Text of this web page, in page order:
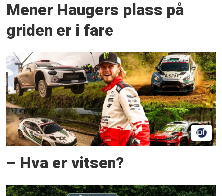
Mener Haugers plass på
griden er i fare
– Hva er vitsen?